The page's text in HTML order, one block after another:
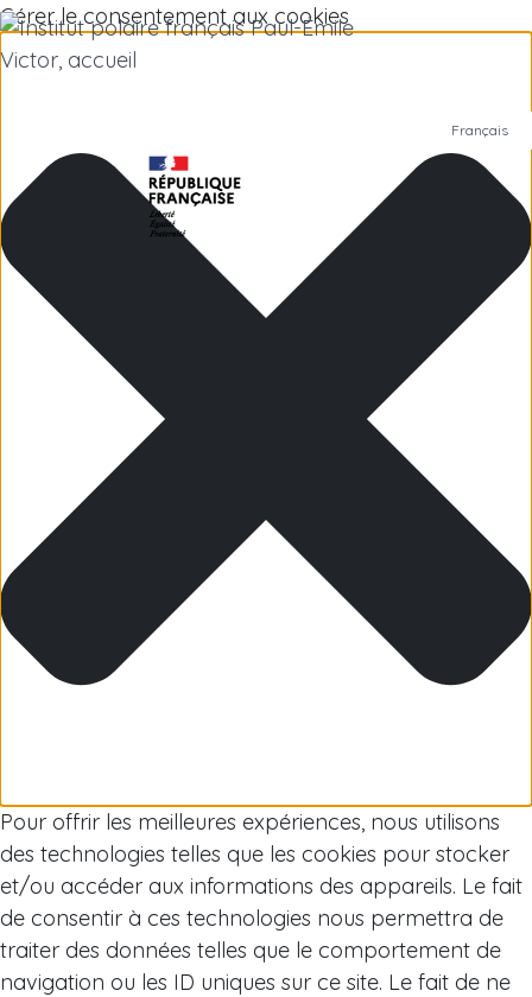
Gérer le consentement aux cookies
Pour offrir les meilleures expériences, nous utilisons
des technologies telles que les cookies pour stocker
et/ou accéder aux informations des appareils. Le fait
de consentir à ces technologies nous permettra de
traiter des données telles que le comportement de
navigation ou les ID uniques sur ce site. Le fait de ne
Polar Institute
Scientific research
Arctic
Français